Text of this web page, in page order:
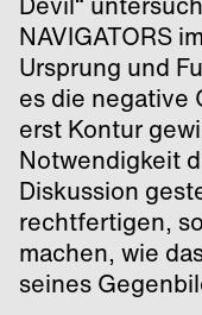
NAVIGATORS
Ursprung und
es die negative
erst Kontur
Notwendigkeit
Diskussion
rechtfertigen,
machen, wie
seines